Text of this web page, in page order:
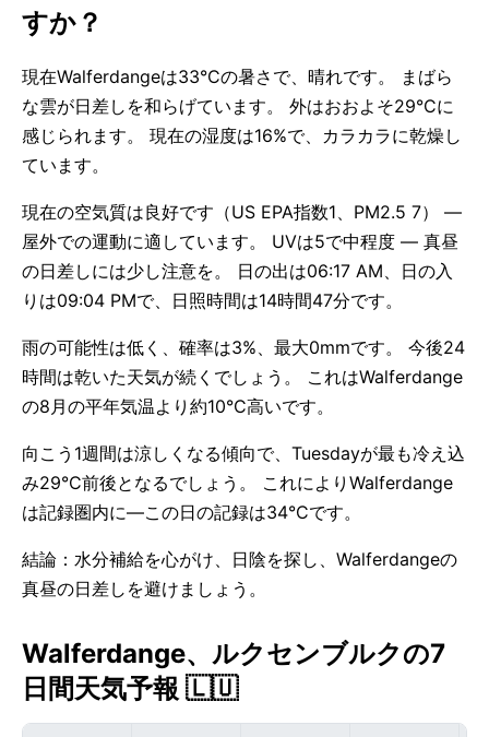
すか？
現在Walferdangeは33°Cの暑さで、晴れです。 まばら
な雲が日差しを和らげています。 外はおおよそ29°Cに
感じられます。 現在の湿度は16%で、カラカラに乾燥し
ています。
現在の空気質は良好です（US EPA指数1、PM2.5 7） —
屋外での運動に適しています。 UVは5で中程度 — 真昼
の日差しには少し注意を。 日の出は06:17 AM、日の入
りは09:04 PMで、日照時間は14時間47分です。
雨の可能性は低く、確率は3%、最大0mmです。 今後24
時間は乾いた天気が続くでしょう。 これはWalferdange
の8月の平年気温より約10°C高いです。
向こう1週間は涼しくなる傾向で、Tuesdayが最も冷え込
み29°C前後となるでしょう。 これによりWalferdange
は記録圏内に—この日の記録は34°Cです。
結論：水分補給を心がけ、日陰を探し、Walferdangeの
真昼の日差しを避けましょう。
Walferdange、ルクセンブルクの7
日間天気予報 🇱🇺